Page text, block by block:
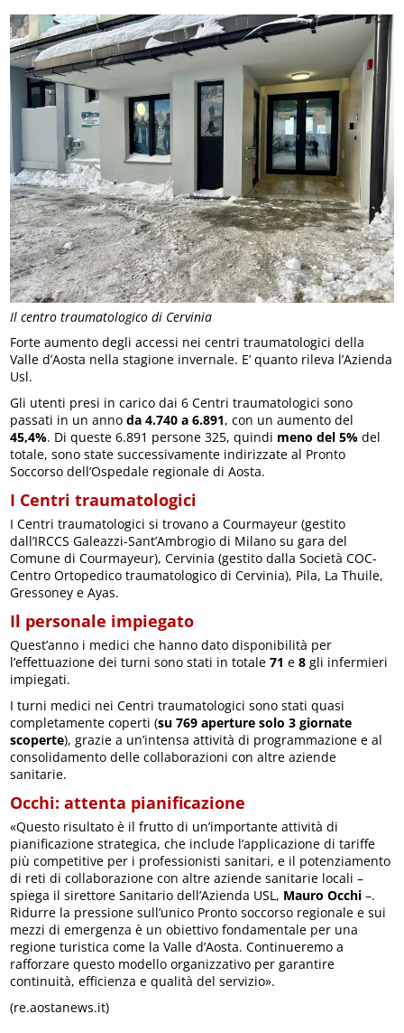
Il centro traumatologico di Cervinia
Forte aumento degli accessi nei centri traumatologici della
Valle d’Aosta nella stagione invernale. E’ quanto rileva l’Azienda
Usl.
Gli utenti presi in carico dai 6 Centri traumatologici sono
passati in un annoda 4.740 a 6.891, con un aumento del
45,4%. Di queste 6.891 persone 325, quindi meno del 5%del
totale, sono state successivamente indirizzate al Pronto
Soccorso dell’Ospedale regionale di Aosta.
I Centri traumatologici
I Centri traumatologici si trovano a Courmayeur (gestito
dall’IRCCS Galeazzi-Sant’Ambrogio di Milano su gara del
Comune di Courmayeur), Cervinia (gestito dalla Società COC-
Centro Ortopedico traumatologico di Cervinia), Pila, La Thuile,
Gressoney e Ayas.
Il personale impiegato
Quest’anno i medici che hanno dato disponibilità per
l’effettuazione dei turni sono stati in totale71 e8gli infermieri
impiegati.
I turni medici nei Centri traumatologici sono stati quasi
completamente coperti (su 769 aperture solo 3 giornate
scoperte), grazie a un’intensa attività di programmazione e al
consolidamento delle collaborazioni con altre aziende
sanitarie.
Occhi: attenta pianificazione
«Questo risultato è il frutto di un’importante attività di
pianificazione strategica, che include l’applicazione di tariffe
più competitive per i professionisti sanitari, e il potenziamento
di reti di collaborazione con altre aziende sanitarie locali –
spiega il sirettore Sanitario dell’Azienda USL, Mauro Occhi –.
Ridurre la pressione sull’unico Pronto soccorso regionale e sui
mezzi di emergenza è un obiettivo fondamentale per una
regione turistica come la Valle d’Aosta. Continueremo a
rafforzare questo modello organizzativo per garantire
continuità, efficienza e qualità del servizio».
(re.aostanews.it)